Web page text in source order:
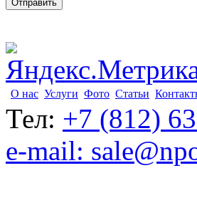
О нас Услуги Фото Статьи
Тел: +7 (812)
e-mail: